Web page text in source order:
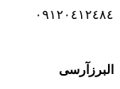
٠٩١٢٠٤١٢٤٨٤
البرزآرسی